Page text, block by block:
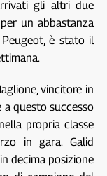
gli altri due
un abbastanza
è stato il
vincitore in
a questo successo
propria classe
in gara. Galid
decima posizione